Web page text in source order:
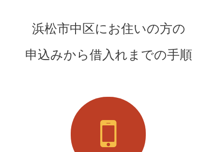
浜松市中区にお住いの方の
申込みから借入れまでの手順